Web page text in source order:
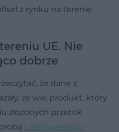
z rynku na terenie
UE. Nie
dobrze
że dane z
że ww. produkt, który
złożonych przetok
Leśniowskiego-